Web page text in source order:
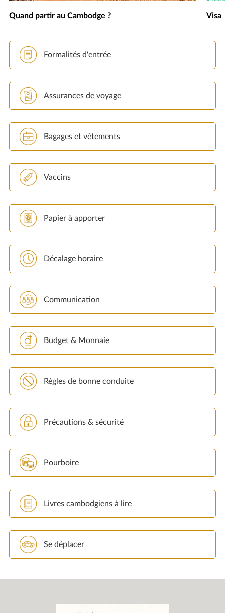
Quand partir au Cambodge ? Visa
Formalités d'entrée
Assurances de voyage
Bagages et vêtements
Vaccins
Papier à apporter
Décalage horaire
Communication
Budget & Monnaie
Règles de bonne conduite
Précautions & sécurité
Pourboire
Livres cambodgiens à lire
Se déplacer